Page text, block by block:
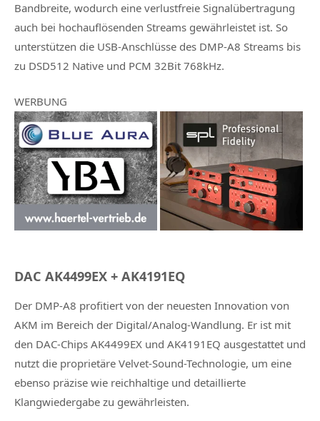
Bandbreite, wodurch eine verlustfreie Signalübertragung
auch bei hochauflösenden Streams gewährleistet ist. So
unterstützen die USB-Anschlüsse des DMP-A8 Streams bis
zu DSD512 Native und PCM 32Bit 768kHz.
WERBUNG
DAC AK4499EX + AK4191EQ
Der DMP-A8 profitiert von der neuesten Innovation von
AKM im Bereich der Digital/Analog-Wandlung. Er ist mit
den DAC-Chips AK4499EX und AK4191EQ ausgestattet und
nutzt die proprietäre Velvet-Sound-Technologie, um eine
ebenso präzise wie reichhaltige und detaillierte
Klangwiedergabe zu gewährleisten.